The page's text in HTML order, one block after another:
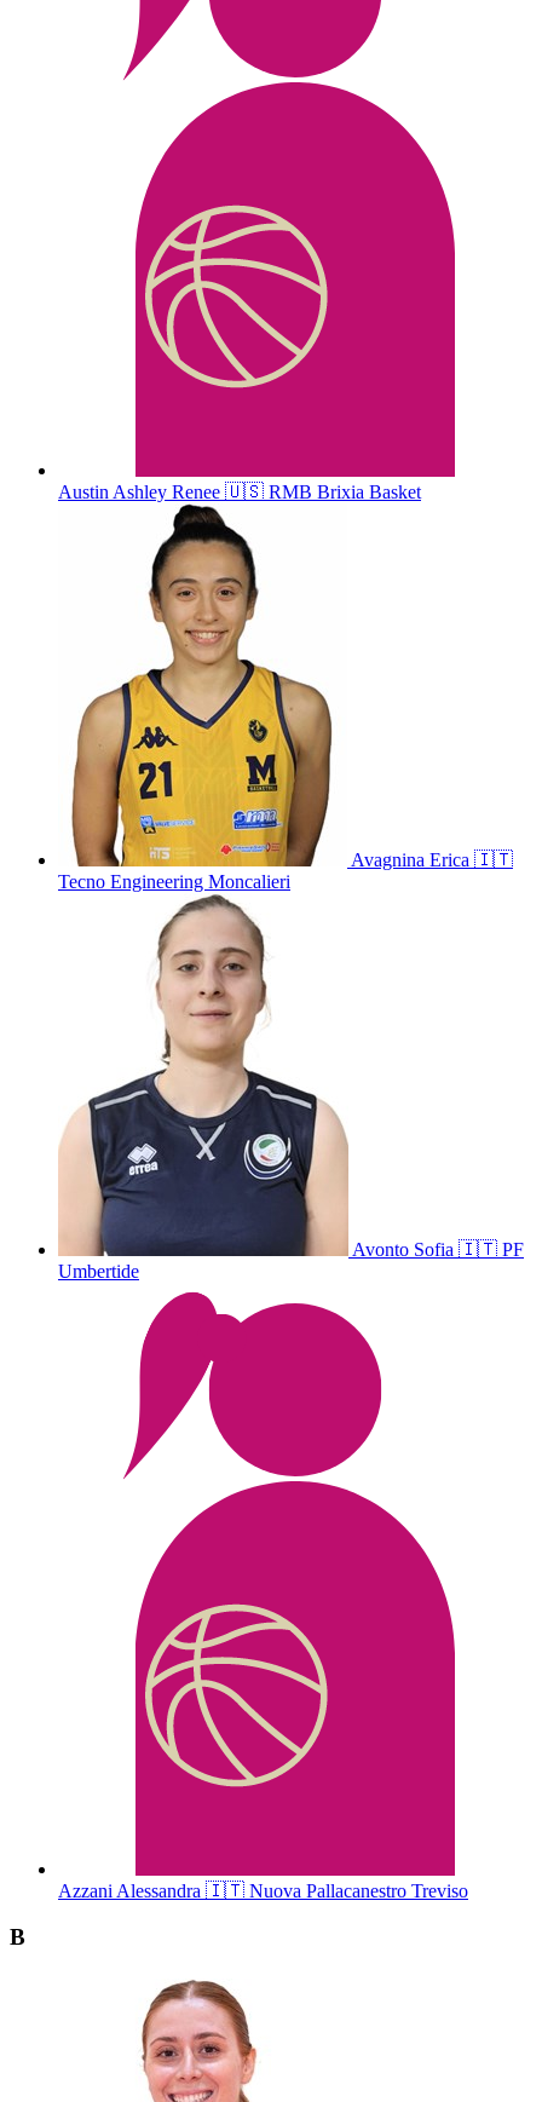
AustinAshley Renee 🇺🇸 RMB Brixia Basket
Avagnina Erica 🇮🇹
Tecno Engineering Moncalieri
Avonto Sofia 🇮🇹 PF
Umbertide
AzzaniAlessandra 🇮🇹 Nuova Pallacanestro Treviso
B